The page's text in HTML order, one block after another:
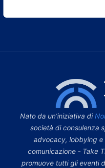
Nato da un’iniziativa di
società di consulenza
advocacy, lobbying e
comunicazione - Take
promuove tutti gli eventi